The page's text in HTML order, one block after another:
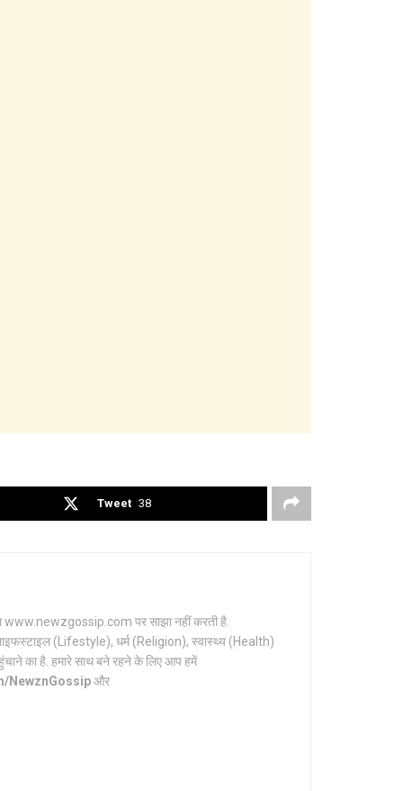
Tweet 38
www.newzgossip.com पर साझा नहीं करती है.
(Lifestyle), धर्म (Religion), स्वास्थ्य (Health)
का है. हमारे साथ बने रहने के लिए आप हमें
NewznGossipऔर